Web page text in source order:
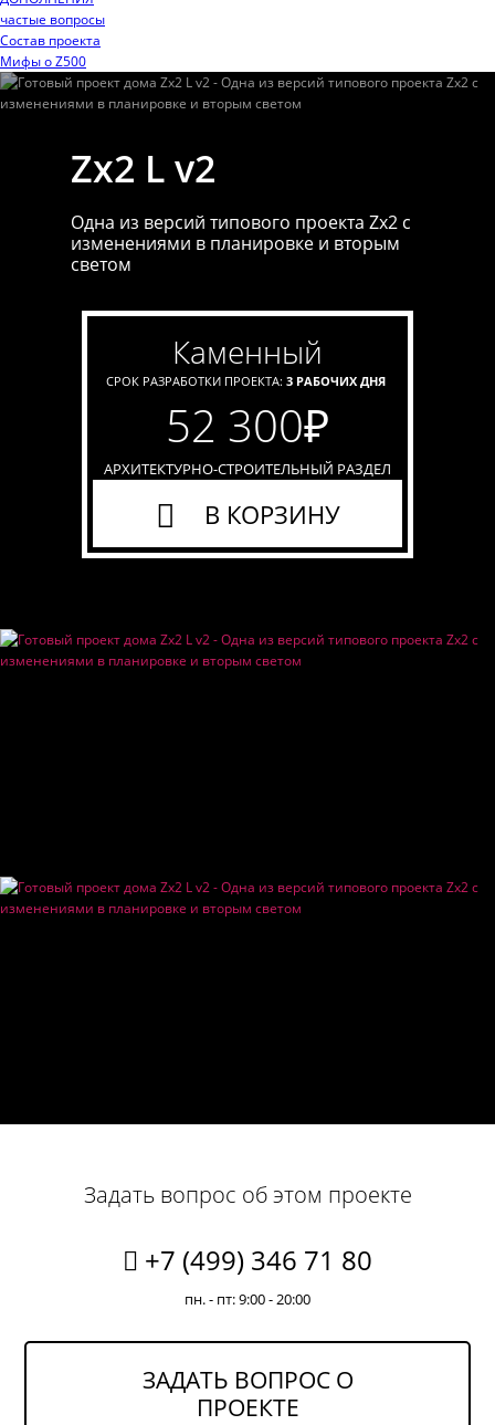
частые вопросы
Состав проекта
Мифы o Z500
Zx2 L v2
Одна из версий типового проекта Zx2 c
изменениями в планировке и вторым
светом
каменный
СРОК РАЗРАБОТКИ ПРОЕКТА: 3 РАБОЧИХ ДНЯ
52 300₽
АРХИТЕКТУРНО-СТРОИТЕЛЬНЫЙ РАЗДЕЛ
В КОРЗИНУ
Задать вопрос об этом проекте
+7 (499) 346 71 80
пн. - пт: 9:00 - 20:00
ЗАДАТЬ ВОПРОС О
ПРОЕКТЕ